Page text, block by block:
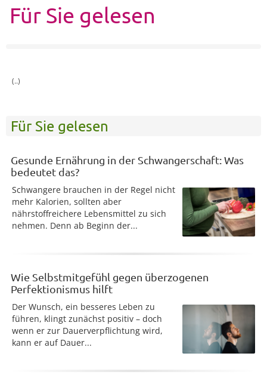
Für Sie gelesen
(..)
Für Sie gelesen
Gesunde Ernährung in der Schwangerschaft: Was
bedeutet das?
Schwangere brauchen in der Regel nicht
mehr Kalorien, sollten aber
nährstoffreichere Lebensmittel zu sich
nehmen. Denn ab Beginn der...
Wie Selbstmitgefühl gegen überzogenen
Perfektionismus hilft
Der Wunsch, ein besseres Leben zu
führen, klingt zunächst positiv – doch
wenn er zur Dauerverpflichtung wird,
kann er auf Dauer...